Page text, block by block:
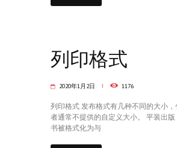
列印格式
2020年1月2日 1176
列印格式 发布格式有几种不同的大小
者通常不提供的自定义大小。 平装出版
书被格式化为与